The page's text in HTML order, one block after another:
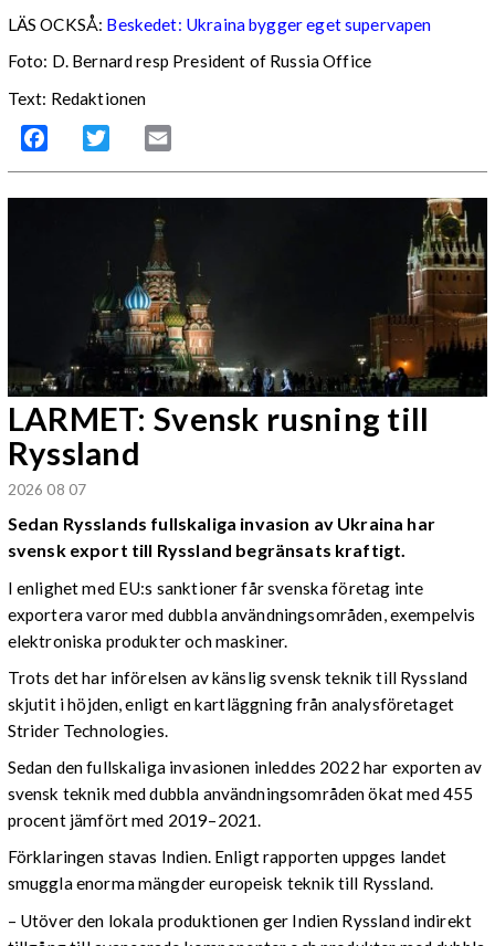
LÄS OCKSÅ: Beskedet: Ukraina bygger eget supervapen
Foto: D. Bernard resp President of Russia Office
Text: Redaktionen
Facebook Twitter
LARMET: Svensk rusning till
Ryssland
2026 08 07
Sedan Rysslands fullskaliga invasion av Ukraina har
svensk export till Ryssland begränsats kraftigt.
I enlighet med EU:s sanktioner får svenska företag inte
exportera varor med dubbla användningsområden, exempelvis
elektroniska produkter och maskiner.
Trots det har införelsen av känslig svensk teknik till Ryssland
skjutit i höjden, enligt en kartläggning från analysföretaget
Strider Technologies.
Sedan den fullskaliga invasionen inleddes 2022 har exporten av
svensk teknik med dubbla användningsområden ökat med 455
procent jämfört med 2019–2021.
Förklaringen stavas Indien. Enligt rapporten uppges landet
smuggla enorma mängder europeisk teknik till Ryssland.
– Utöver den lokala produktionen ger Indien Ryssland indirekt